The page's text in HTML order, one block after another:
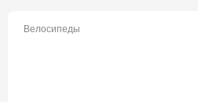
Велосипеды